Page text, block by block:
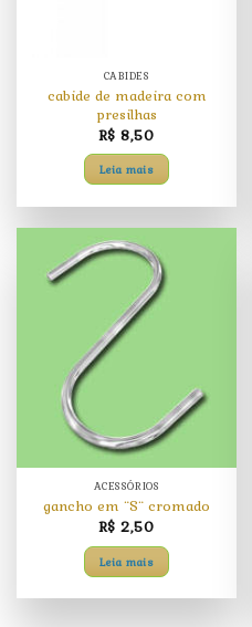
CABIDES
cabide de madeira com
presilhas
R$ 8,50
Leia mais
ACESSÓRIOS
gancho em ¨S¨ cromado
R$ 2,50
Leia mais